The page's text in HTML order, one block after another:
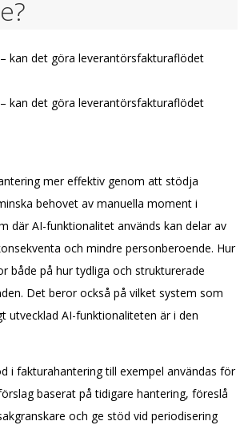
kan det göra leverantörsfakturaflödet
kan det göra leverantörsfakturaflödet
mer effektiv genom att stödja
behovet av manuella moment i
där AI-funktionalitet används kan delar av
och mindre personberoende. Hur
både på hur tydliga och strukturerade
Det beror också på vilket system som
utvecklad AI-funktionaliteten är i den
i fakturahantering till exempel användas för
baserat på tidigare hantering, föreslå
och ge stöd vid periodisering